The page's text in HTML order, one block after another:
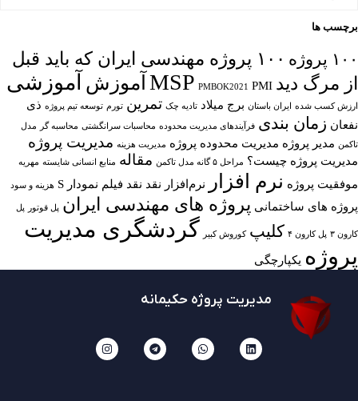
برچسب ها
۱۰۰ پروژه
۱۰۰ پروژه مهندسی ایران که باید قبل
از مرگ دید
MSP PMBOK2021 PMI آموزش آموزشی
ارزش کسب شده ایران باستان برج میلاد تادیه چک تمرین تورم توسعه تیم پروژه ذی
نفعان زمان بندی فرآیندهای مدیریت محدوده محاسبات سرانگشتی محاسبه گر مدل
تاکمن مدیر پروژه مدیریت محدوده پروژه مدیریت هزینه مدیریت پروژه
مدیریت پروژه چیست؟ مراحل ۵ گانه مدل تاکمن مقاله منابع انسانی شایسته مهریه
موفقیت پروژه نرم افزار نرم‌افزار نقد نقد فیلم نمودار S هزینه و سود
پروژه های ساختمانی پروژه های مهندسی ایران پل قوتور پل
کارون ۳ پل کارون ۴ کلیپ کوروش کبیر
گردشگری مدیریت
پروژه یکپارچگی
مدیریت پروژه حکیمانه